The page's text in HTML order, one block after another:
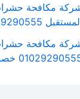
مكافحة
01029290555 خصم 70%
مكافحة
خصم 72%